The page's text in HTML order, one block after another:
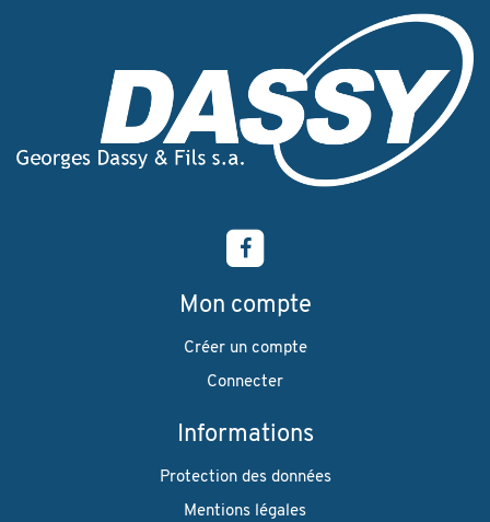
Mon compte
Créer un compte
Connecter
Informations
Protection des données
Mentions légales